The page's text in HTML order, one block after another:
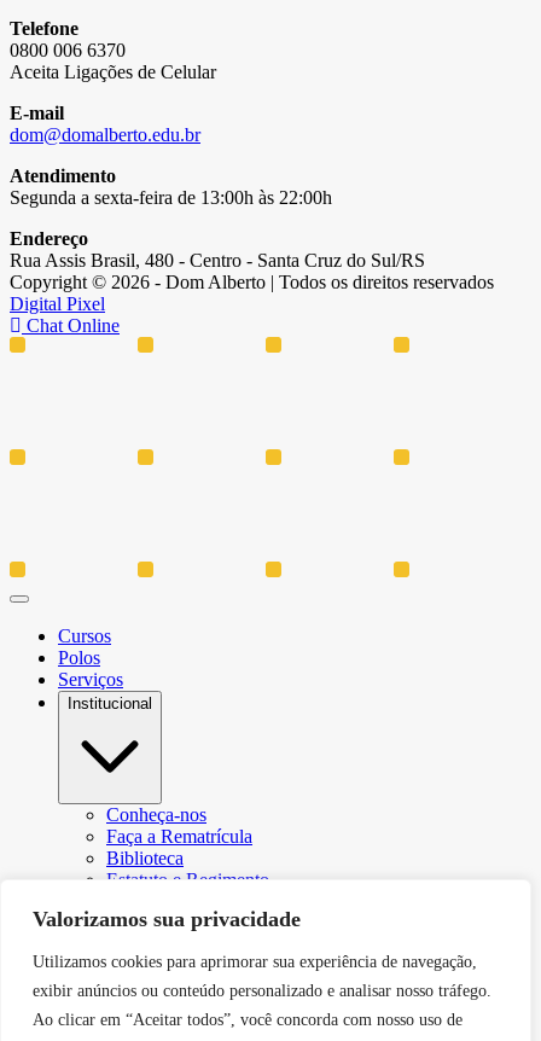
Valorizamos sua privacidade
Utilizamos cookies para aprimorar sua experiência de navegação,
exibir anúncios ou conteúdo personalizado e analisar nosso tráfego.
Ao clicar em “Aceitar todos”, você concorda com nosso uso de
Telefone
0800 006 6370
Aceita Ligações de Celular
E-mail
dom@domalberto.edu.br
Atendimento
Segunda a sexta-feira de 13:00h às 22:00h
Endereço
Rua Assis Brasil, 480 - Centro - Santa Cruz do Sul/RS
Copyright © 2026 - Dom Alberto | Todos os direitos reservados
Digital Pixel
Chat Online
Cursos
Polos
Serviços
Institucional
Conheça-nos
Faça a Rematrícula
Biblioteca
Estatuto e Regimento
Resoluções e Portarias
Egressos
CPA – Comissão Própria de Avaliação
Núcleo de Prática Jurídica
Revistas